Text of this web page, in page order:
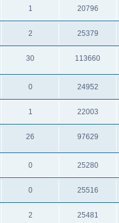
1 20796
2 25379
30 113660
0 24952
1 22003
26 97629
0 25280
0 25516
2 25481